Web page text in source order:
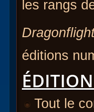
les rangs
éditions
Tout le